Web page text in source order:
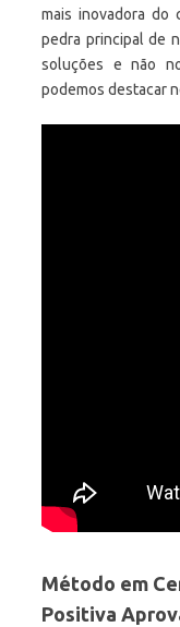
mais inovadora do
pedra principal de
soluções e não
podemos destacar
Método em
Positiva